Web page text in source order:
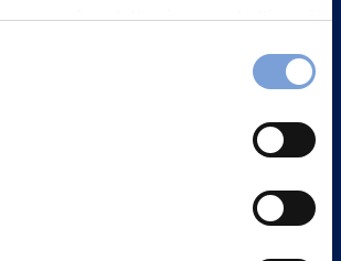
come può contattarci e come trattiamo i
del sito nella sezione "Informativa